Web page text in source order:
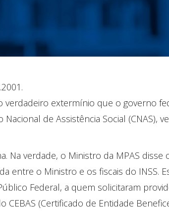
extermínio que o governo
de Assistência Social (CNAS),
Na verdade, o Ministro da MPAS
entre o Ministro e os fiscais do INSS.
Federal, a quem solicitaram
(Certificado de Entidade